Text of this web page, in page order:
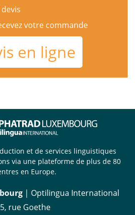
votre commande
en ligne
et de services linguistiques
via une plateforme de plus de 80
en Europe.
| Optilingua International
5, rue Goethe